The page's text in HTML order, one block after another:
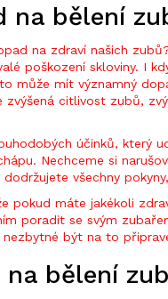
na bělení
na zdraví našich
poškození skloviny. I
může mít významný
citlivost zubů,
účinků, který
Nechceme si
všechny
pokud máte jakékoli
poradit se svým
být na to
bělení